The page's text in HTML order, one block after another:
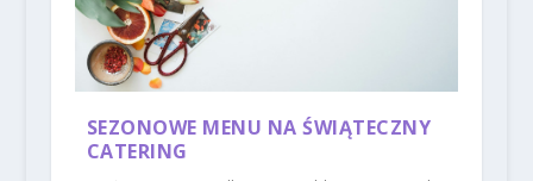
SEZONOWE MENU NA ŚWIĄTECZNY
CATERING